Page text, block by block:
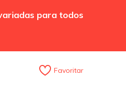
para todos
Favoritar